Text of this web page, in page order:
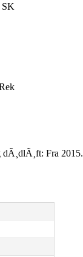
dÃ¸dlÃ¸ft: Fra 2015.